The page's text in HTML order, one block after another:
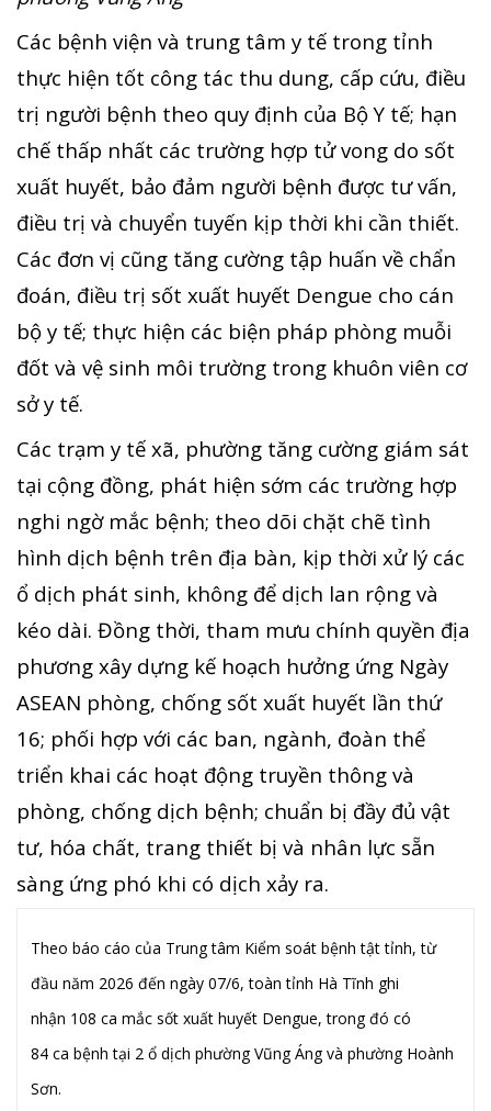
Các bệnh viện và trung tâm y tế trong tỉnh
thực hiện tốt công tác thu dung, cấp cứu, điều
trị người bệnh theo quy định của Bộ Y tế; hạn
chế thấp nhất các trường hợp tử vong do sốt
xuất huyết, bảo đảm người bệnh được tư vấn,
điều trị và chuyển tuyến kịp thời khi cần thiết.
Các đơn vị cũng tăng cường tập huấn về chẩn
đoán, điều trị sốt xuất huyết Dengue cho cán
bộ y tế; thực hiện các biện pháp phòng muỗi
đốt và vệ sinh môi trường trong khuôn viên cơ
sở y tế.
Các trạm y tế xã, phường tăng cường giám sát
tại cộng đồng, phát hiện sớm các trường hợp
nghi ngờ mắc bệnh; theo dõi chặt chẽ tình
hình dịch bệnh trên địa bàn, kịp thời xử lý các
ổ dịch phát sinh, không để dịch lan rộng và
kéo dài. Đồng thời, tham mưu chính quyền địa
phương xây dựng kế hoạch hưởng ứng Ngày
ASEAN phòng, chống sốt xuất huyết lần thứ
16; phối hợp với các ban, ngành, đoàn thể
triển khai các hoạt động truyền thông và
phòng, chống dịch bệnh; chuẩn bị đầy đủ vật
tư, hóa chất, trang thiết bị và nhân lực sẵn
sàng ứng phó khi có dịch xảy ra.
Theo báo cáo của Trung tâm Kiểm soát bệnh tật tỉnh,từ
đầu năm 2026 đến ngày 07/6, toàn tỉnh Hà Tĩnh ghi
nhận 108 ca mắc sốt xuất huyết Dengue, trong đó có
84 ca bệnh tại 2 ổ dịch phường Vũng Áng và phường Hoành
Sơn.